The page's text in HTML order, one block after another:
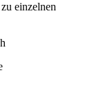
einzelnen